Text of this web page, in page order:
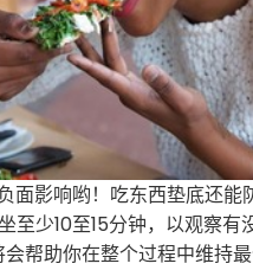
面影响哟！吃东西垫底还
至少10至15分钟，以观察
帮助你在整个过程中维持最